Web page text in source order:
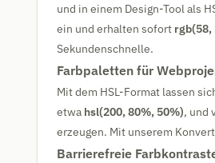
und in einem Design-Tool als
ein und erhalten sofort rgb(58,
Sekundenschnelle.
Farbpaletten für
Mit dem HSL-Format lassen
etwa hsl(200, 80%, 50%), und
erzeugen. Mit unserem
Barrierefreie